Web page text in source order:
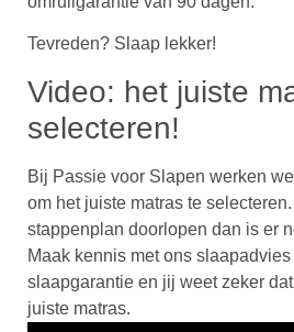
Tevreden? Slaap lekker!
Video: het juiste
selecteren!
Bij Passie voor Slapen werken
om het juiste matras te
stappenplan doorlopen dan is er
Maak kennis met ons
slaapgarantie en jij weet zeker
juiste matras.